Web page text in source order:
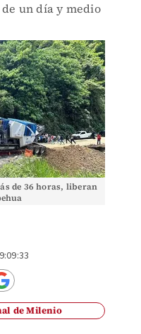
un día y medio
de 36 horas, liberan
de Milenio